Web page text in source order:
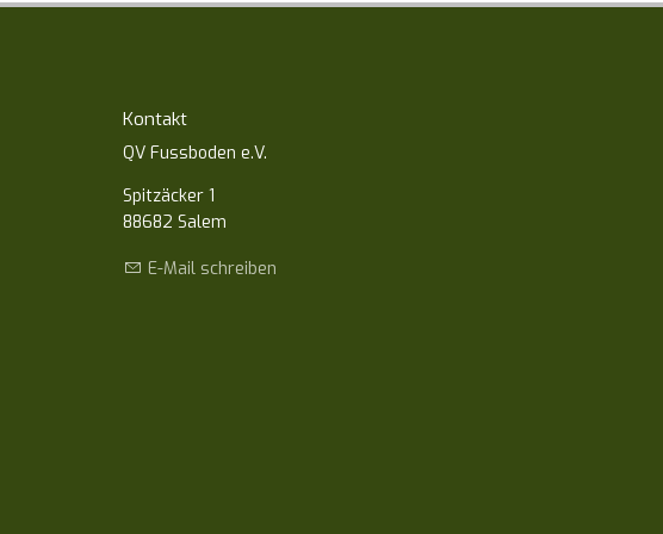
Kontakt
QV Fussboden e.V.
Spitzäcker 1
88682 Salem
E-Mail schreiben